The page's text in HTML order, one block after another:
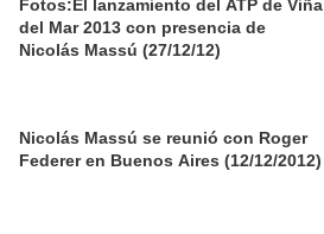
Fotos:El lanzamiento del ATP de Viña
del Mar 2013 con presencia de
Nicolás Massú (27/12/12)
Nicolás Massú se reunió con Roger
Federer en Buenos Aires (12/12/2012)